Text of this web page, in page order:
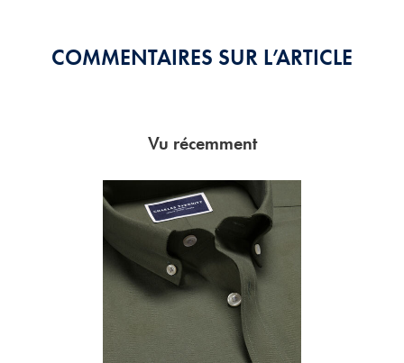
COMMENTAIRES SUR L’ARTICLE
Vu récemment